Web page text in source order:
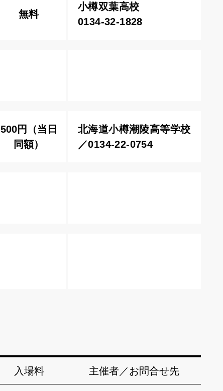
無料
小樽双葉高校
0134-32-1828
500円（当日
同額）
北海道小樽潮陵高等学校
／0134-22-0754
入場料 主催者／お問合せ先